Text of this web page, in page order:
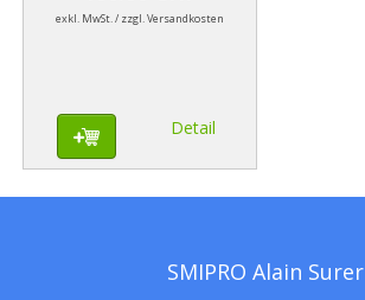
exkl. MwSt. / zzgl. Versandkosten
Detail
SMIPRO Alain Surer